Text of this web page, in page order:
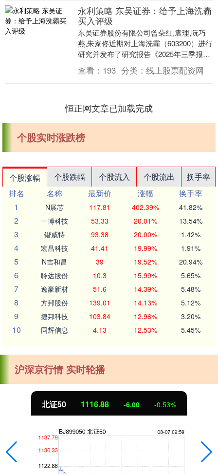
永利策略 东吴证券：给予上海洗霸
买入评级
东吴证券股份有限公司曾朵红,袁理,阮巧
燕,朱家佟近期对上海洗霸（603200）进行
研究并发布了研究报告《2025年三季报点
评：水处理主业经营稳健，硫化锂产能持
续....
查看： 193 分类： 线上股票配资网
恒正网文章已加载完成
个股实时涨跌榜
个股涨幅 个股跌幅 个股流入 个股流出
换手率
排名
名称 最新价 涨幅
换手率
1
N展芯 117.81 402.39% 41.82%
2 一博科技 53.33 20.01% 13.54%
3 锴威特 93.38 20.00% 1.42%
4 宏昌科技 41.41 19.99% 1.91%
5 N吉和昌 39 19.52% 20.94%
6 聆达股份 10.3 15.99% 5.65%
7 逸豪新材 51.6 14.39% 5.48%
8 方邦股份 139.01 14.13% 5.12%
9 捷邦科技 103.84 12.96% 3.20%
10 同辉信息 4.13 12.53% 5.45%
沪深京行情 实时轮播
北证50 1116.88 -6.00 -0.53%